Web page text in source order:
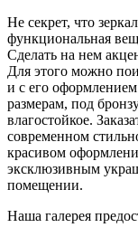
Не секрет, что
функциональная
Сделать на нем
Для этого можно
и с его
размерам, под
влагостойкое.
современном
красивом
эксклюзивным
помещении.
Наша галерея